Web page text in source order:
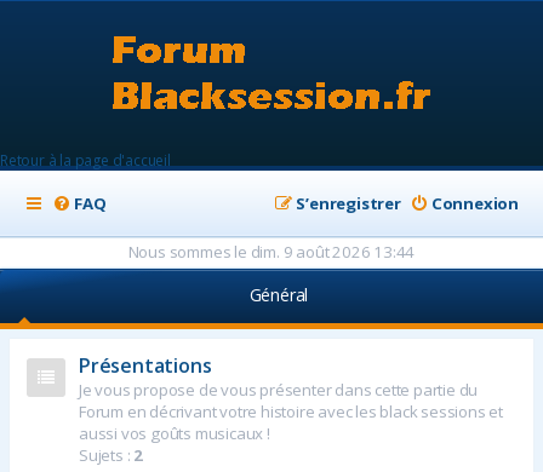
Retour à la page d'accueil
FAQ Connexion
S’enregistrer
Nous sommes le dim. 9 août 2026 13:44
Général
Présentations
Je vous propose de vous présenter dans cette partie du
Forum en décrivant votre histoire avec les black sessions et
aussi vos goûts musicaux !
Sujets : 2